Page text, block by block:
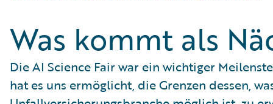
Was kommt als
Die AI Science Fair war ein wichtiger
hat es uns ermöglicht, die Grenzen dessen,